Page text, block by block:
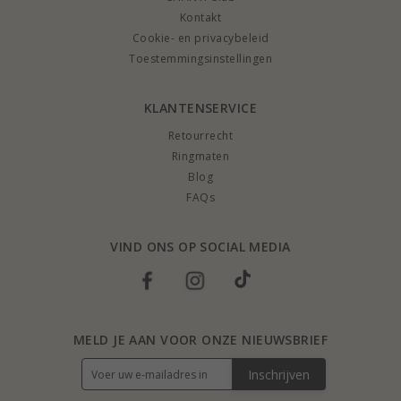
Kontakt
Cookie- en privacybeleid
Toestemmingsinstellingen
KLANTENSERVICE
Retourrecht
Ringmaten
Blog
FAQs
VIND ONS OP SOCIAL MEDIA
MELD JE AAN VOOR ONZE NIEUWSBRIEF
Inschrijven